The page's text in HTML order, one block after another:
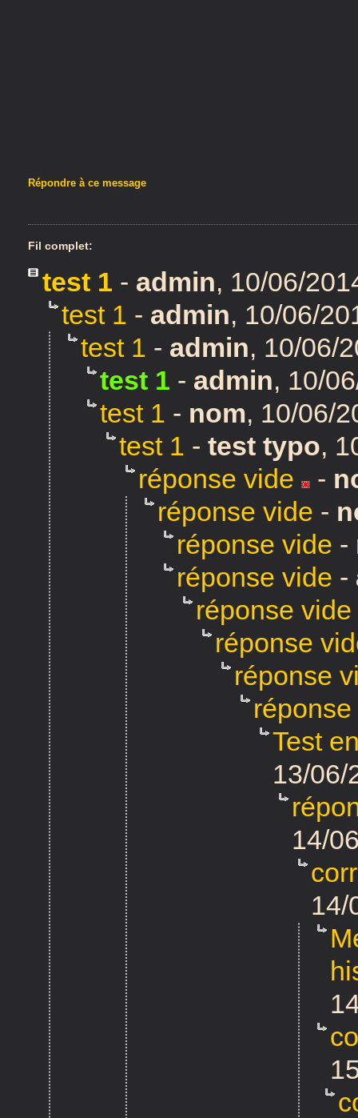
Répondre à ce message
Fil complet:
test 1 - admin, 10/06/
test 1 - admin, 10/06/
test 1 - admin, 10/06/
test 1 - admin, 10/
test 1 - nom, 10/06/
test 1 - test typo,
réponse vide
-
réponse vide -
réponse vide -
réponse vide -
réponse vide
réponse
réponse
Test
13/06/
14/
14/